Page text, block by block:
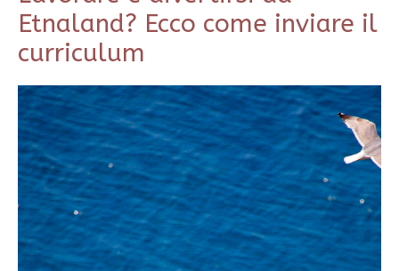
Etnaland? Ecco come inviare il
curriculum